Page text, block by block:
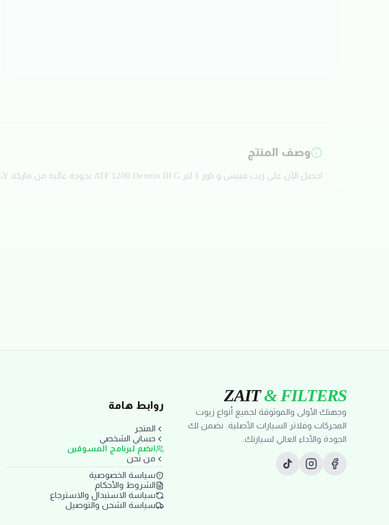
وصف المنتج
احصل الآن على زيت فتيس و باور 1 لتر ATF 1200 Dexron III G بجودة عالية من ماركة LIQUI MOLY. تم تصميم هذه القطعة خصيصاً لسيارات UNIVERSAL UNIVERSAL .
ZAIT& FILTERS
وجهتك الأولى والموثوقة لجميع أنواع زيوت
المحركات وفلاتر السيارات الأصلية. نضمن لك
الجودة والأداء العالي لسيارتك.
روابط هامة
المتجر
حسابي الشخصي
انضم لبرنامج المسوقين
من نحن
سياسة الخصوصية
الشروط والأحكام
سياسة الاستبدال والاسترجاع
سياسة الشحن والتوصيل